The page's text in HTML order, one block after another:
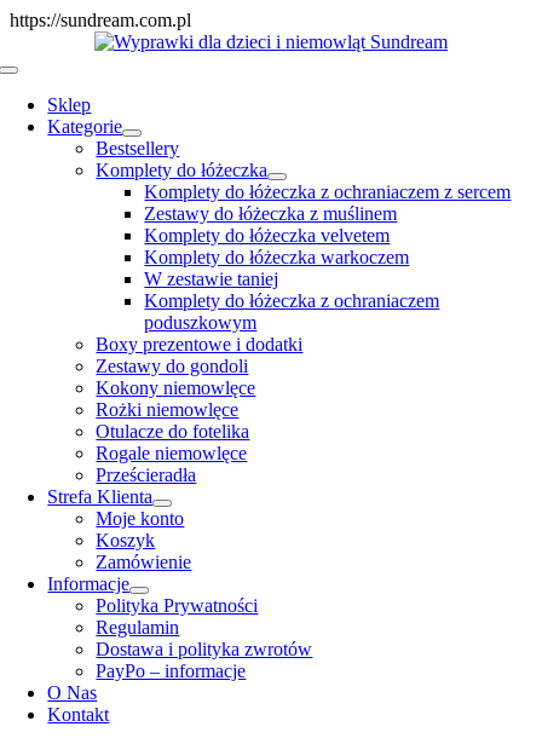
https://sundream.com.pl
to
Toggle
Navigation
Sklep
Kategorie
Bestsellery
Komplety do łóżeczka
Komplety do łóżeczka z ochraniaczem z sercem
Zestawy do łóżeczka z muślinem
Komplety do łóżeczka velvetem
Komplety do łóżeczka warkoczem
W zestawie taniej
Komplety do łóżeczka z ochraniaczem
poduszkowym
Boxy prezentowe i dodatki
Zestawy do gondoli
Kokony niemowlęce
Rożki niemowlęce
Otulacze do fotelika
Rogale niemowlęce
Prześcieradła
Strefa Klienta
Moje konto
Koszyk
Zamówienie
Informacje
Polityka Prywatności
Regulamin
Dostawa i polityka zwrotów
PayPo – informacje
O Nas
Kontakt